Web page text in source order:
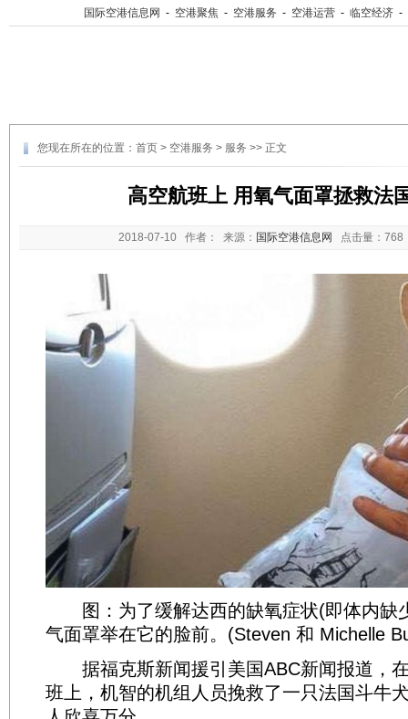
国际空港信息网 - 空港聚焦 - 空港服务 - 空港运营 - 临空经济 -
您现在所在的位置： 首页 > 空港服务 > 服务 >> 正文
高空航班上 用氧气面罩拯救法
2018-07-10 作者： 来源： 国际空港信息网 点击量：
图：为了缓解达西的缺氧症状(即体内缺
气面罩举在它的脸前。(Steven 和 Michelle
据福克斯新闻援引美国ABC新闻报道，
班上，机智的机组人员挽救了一只法国斗